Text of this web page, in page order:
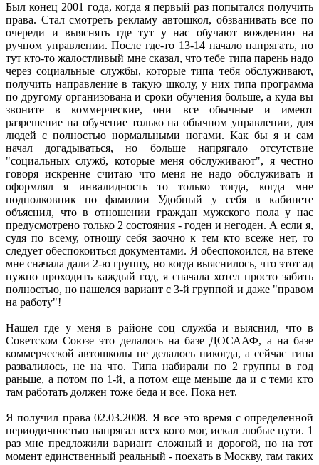
Был конец 2001 года, когда я первый раз попытался получить
права. Стал смотреть рекламу автошкол, обзванивать все по
очереди и выяснять где тут у нас обучают вождению на
ручном управлении. После где-то 13-14 начало напрягать, но
тут кто-то жалостливый мне сказал, что тебе типа парень надо
через социальные службы, которые типа тебя обслуживают,
получить направление в такую школу, у них типа программа
по другому организована и сроки обучения больше, а куда вы
звоните в коммерческие, они все обычные и имеют
разрешение на обучение только на обычном управлении, для
людей с полностью нормальными ногами. Как бы я и сам
начал догадываться, но больше напрягало отсутствие
"социальных служб, которые меня обслуживают", я честно
говоря искренне считаю что меня не надо обслуживать и
оформлял я инвалидность то только тогда, когда мне
подполковник по фамилии Удобный у себя в кабинете
объяснил, что в отношении граждан мужского пола у нас
предусмотрено только 2 состояния - годен и негоден. А если я,
судя по всему, отношу себя заочно к тем кто всеже нет, то
следует обеспокоиться документами. Я обеспокоился, на втеке
мне сначала дали 2-ю группу, но когда выяснилось, что этот ад
нужно проходить каждый год, я сначала хотел просто забить
полностью, но нашелся вариант с 3-й группой и даже "правом
на работу"!
Нашел где у меня в районе соц служба и выяснил, что в
Советском Союзе это делалось на базе ДОСААФ, а на базе
коммерческой автошколы не делалось никогда, а сейчас типа
развалилось, не на что. Типа набирали по 2 группы в год
раньше, а потом по 1-й, а потом еще меньше да и с теми кто
там работать должен тоже беда и все. Пока нет.
Я получил права 02.03.2008. Я все это время с определенной
периодичностью напрягал всех кого мог, искал любые пути. 1
раз мне предложили вариант сложный и дорогой, но на тот
момент единственный реальный - поехать в Москву, там таких